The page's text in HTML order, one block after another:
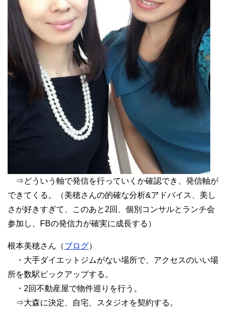
⇒どういう軸で発信を行っていくか確認でき、発信軸が
できてくる。（美穂さんの的確な分析&アドバイス、美し
さが好きすぎて、このあと2回、個別コンサルとランチ会
参加し、FBの発信力が確実に成長する）
根本美穂さん（ブログ）
・大手ダイエットジムがない場所で、アクセスのいい場
所を数駅ピックアップする。
・2回不動産屋で物件巡りを行う。
⇒大森に決定、自宅、スタジオを契約する。